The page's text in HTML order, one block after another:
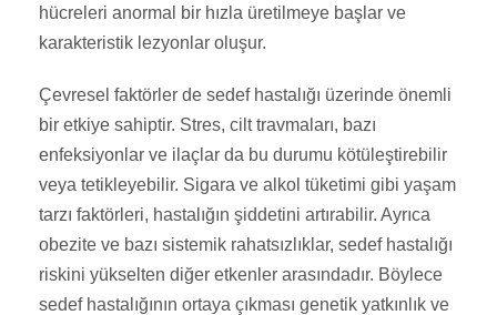
hücreleri anormal bir hızla üretilmeye başlar ve
karakteristik lezyonlar oluşur.
Çevresel faktörler de sedef hastalığı üzerinde önemli
bir etkiye sahiptir. Stres, cilt travmaları, bazı
enfeksiyonlar ve ilaçlar da bu durumu kötüleştirebilir
veya tetikleyebilir. Sigara ve alkol tüketimi gibi yaşam
tarzı faktörleri, hastalığın şiddetini artırabilir. Ayrıca
obezite ve bazı sistemik rahatsızlıklar, sedef hastalığı
riskini yükselten diğer etkenler arasındadır. Böylece
sedef hastalığının ortaya çıkması genetik yatkınlık ve